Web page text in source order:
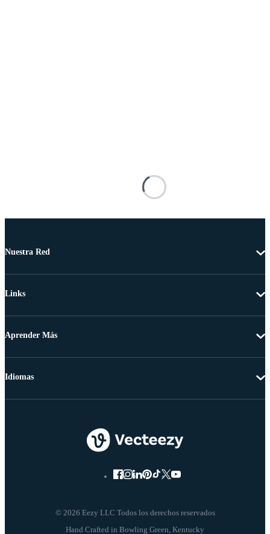
Nuestra Red
Links
Aprender Más
© 2026 Eezy LLC Todos los derechos reservados
Idiomas